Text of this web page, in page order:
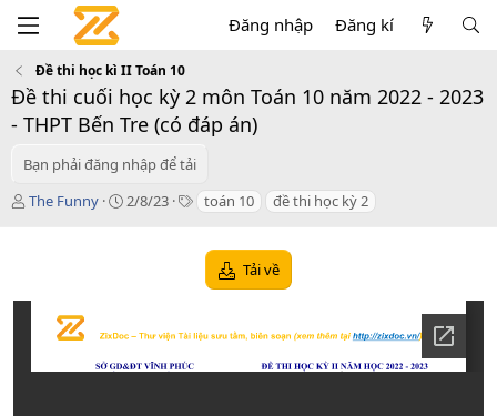
Đăng nhập Đăng kí
Đề thi học kì II Toán 10
Đề thi cuối học kỳ 2 môn Toán 10 năm 2022 - 2023
- THPT Bến Tre (có đáp án)
Bạn phải đăng nhập để tải
T
ả
The Funny
C
n
d
2/8/23
T toán 10 đề thi học kỳ 2
Tải về